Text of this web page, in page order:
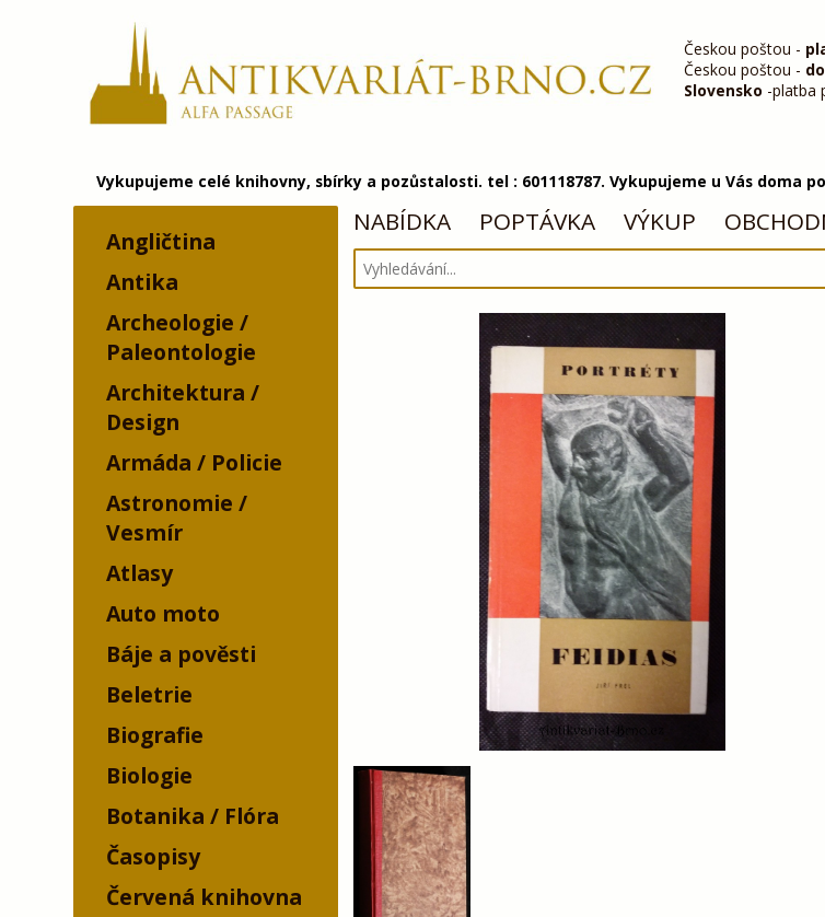
Českou poštou -
Českou poštou -
Slovensko -platba
Vykupujeme celé knihovny, sbírky a pozůstalosti. tel : 601118787. Vykupujeme u Vás doma
Angličtina
Antika
Archeologie /
Paleontologie
Architektura /
Design
Armáda / Policie
Astronomie /
Vesmír
Atlasy
Auto moto
Báje a pověsti
Beletrie
Biografie
Biologie
Botanika / Flóra
Časopisy
Červená knihovna
NABÍDKA POPTÁVKA VÝKUP